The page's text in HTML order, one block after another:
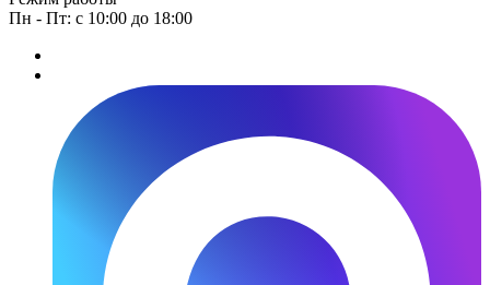
Пн - Пт: с 10:00 до 18:00